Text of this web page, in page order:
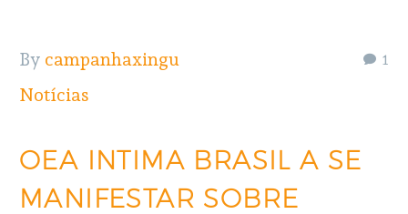
1
By campanhaxingu
Notícias
OEA INTIMA BRASIL A SE
MANIFESTAR SOBRE